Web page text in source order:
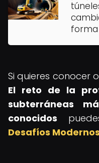
Si quieres conocer
El reto de la
subterráneas
conocidos
Desafíos Modernos